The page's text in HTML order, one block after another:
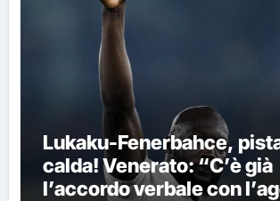
Lukaku-Fenerbahce,
calda! Venerato: “C’è già
l’accordo verbale con